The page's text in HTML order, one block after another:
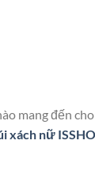
mang đến
xách nữ